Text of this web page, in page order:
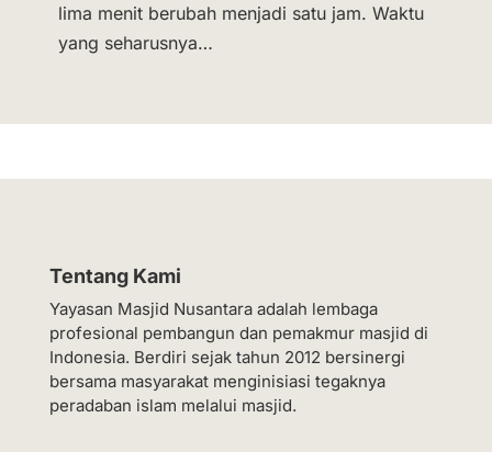
lima menit berubah menjadi satu jam. Waktu
yang seharusnya…
Tentang Kami
Yayasan Masjid Nusantara adalah lembaga
profesional pembangun dan pemakmur masjid di
Indonesia. Berdiri sejak tahun 2012 bersinergi
bersama masyarakat menginisiasi tegaknya
peradaban islam melalui masjid.